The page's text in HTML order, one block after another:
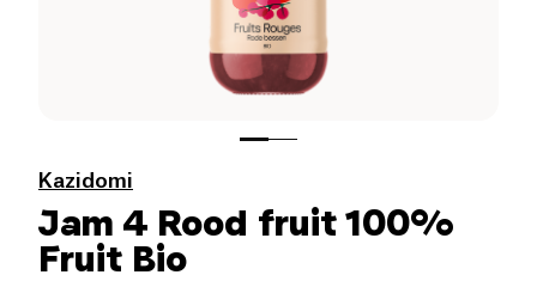
Kazidomi
Jam 4 Rood fruit 100%
Fruit Bio